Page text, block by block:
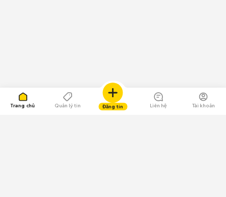
Trang chủ Quản lý tin Đăng tin Liên hệ Tài khoản